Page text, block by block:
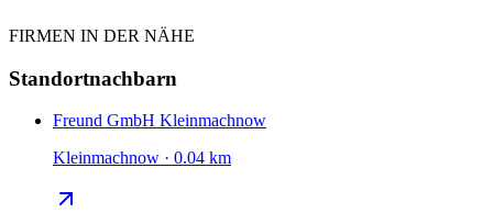
FIRMEN IN DER NÄHE
Standortnachbarn
Freund GmbH Kleinmachnow
Kleinmachnow · 0.04 km